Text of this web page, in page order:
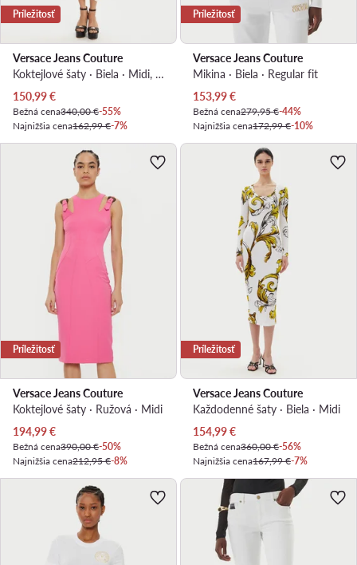
Príležitosť
Versace Jeans Couture
Koktejlové šaty · Biela · Midi, Asymetrická
Aktuálna cena
150,99€
Bežná cena340,00 €-55%
Najnižšia cena162,99 €-7%
Príležitosť
Versace Jeans Couture
Mikina · Biela · Regular fit
Aktuálna cena
153,99€
Bežná cena279,95 €-44%
Najnižšia cena172,99 €-10%
Príležitosť
Versace Jeans Couture
Koktejlové šaty · Ružová · Midi
Aktuálna cena
194,99€
Bežná cena390,00 €-50%
Najnižšia cena212,95 €-8%
Príležitosť
Versace Jeans Couture
Každodenné šaty · Biela · Midi
Aktuálna cena
154,99€
Bežná cena360,00 €-56%
Najnižšia cena167,99 €-7%